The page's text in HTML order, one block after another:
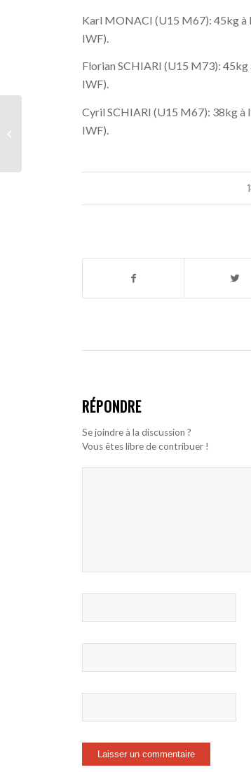
Karl MONACI (U15 M67): 45kg à
IWF).
Florian SCHIARI (U15 M73): 45kg
IWF).
Cyril SCHIARI (U15 M67): 38kg à
IWF).
RÉPONDRE
Se joindre à la discussion ?
Vous êtes libre de contribuer !
Forum des associations